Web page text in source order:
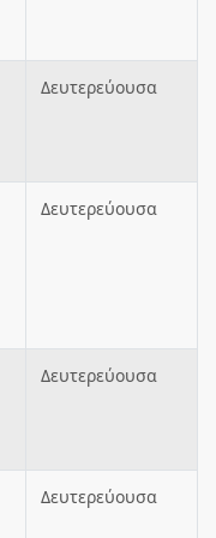
Δευτερεύουσα
Δευτερεύουσα
Δευτερεύουσα
Δευτερεύουσα